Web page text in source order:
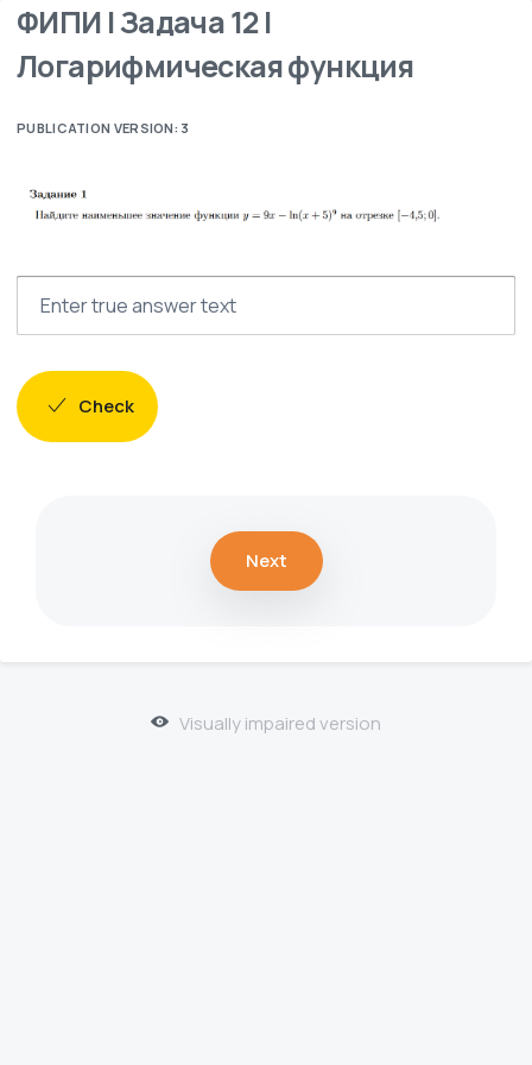
ФИПИ | Задача 12 |
Логарифмическая функция
PUBLICATION VERSION: 3
Check
Next
Visually impaired version